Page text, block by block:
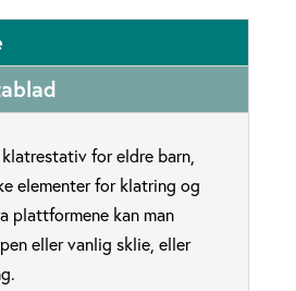
for eldre barn,
elementer for klatring og
plattformene kan man
eller vanlig sklie, eller